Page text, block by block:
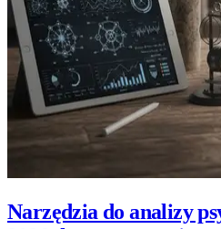
Narzędzia do analizy